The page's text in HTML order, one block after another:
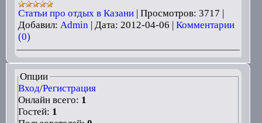
Статьи про отдых в Казани| Просмотров: 3717
Добавил: Admin Дата: 2012-04-06
Комментарии
(0)
Опции
Вход/Регистрация
Онлайн всего: 1
Гостей: 1